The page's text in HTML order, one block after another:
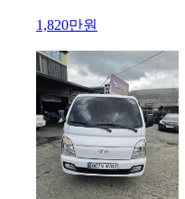
1,820만원